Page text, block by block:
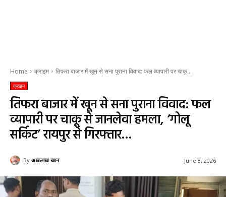
Home क्राइम तिफरा बाजार में खून से सना पुराना विवाद: फल व्यापारी पर चाकू...
क्राइम
तिफरा बाजार में खून से सना पुराना विवाद: फल
व्यापारी पर चाकू से जानलेवा हमला, ‘गोलू
सर्किट’ रायपुर से गिरफ्तार…
By अखलाख खान June 8, 2026